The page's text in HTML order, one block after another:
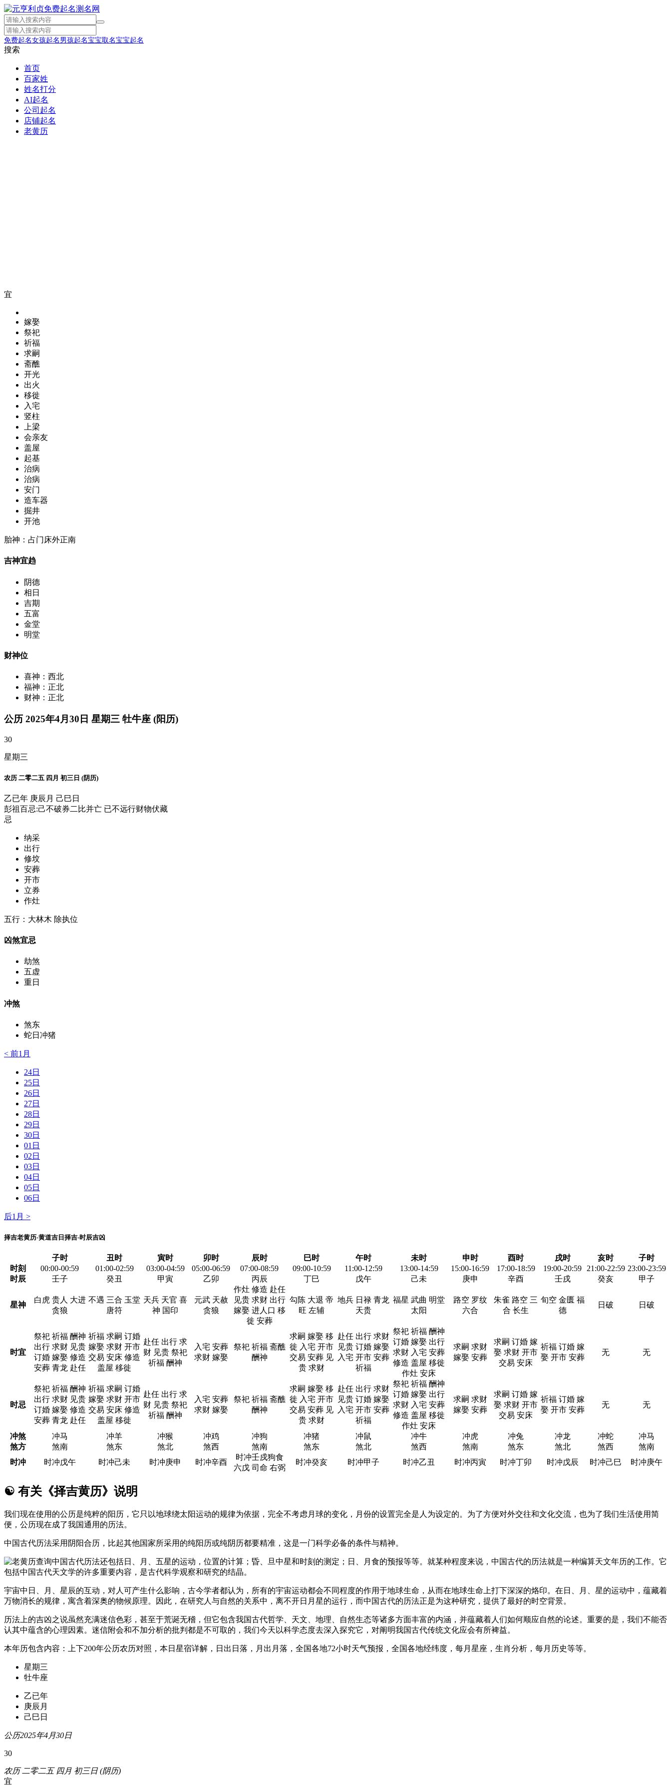
免费起名女孩起名 男孩起名宝宝取名宝宝起名
搜索
首页
百家姓
姓名打分
AI起名
公司起名
店铺起名
老黄历
宜
嫁娶
祭祀
祈福
求嗣
斋醮
开光
出火
移徙
入宅
竖柱
上梁
会亲友
盖屋
起基
治病
治病
安门
造车器
掘井
开池
胎神：占门床外正南
吉神宜趋
阴德
相日
吉期
五富
金堂
明堂
财神位
喜神：西北
福神：正北
财神：正北
公历 2025年4月30日 星期三 牡牛座 (阳历)
30
星期三
农历 二零二五 四月 初三日 (阴历)
乙已年 庚辰月 己巳日
彭祖百忌:己不破券二比并亡 已不远行财物伏藏
忌
纳采
出行
修坟
安葬
开市
立券
作灶
五行：大林木 除执位
凶煞宜忌
劫煞
五虚
重日
冲煞
煞东
蛇日冲猪
< 前1月
24日
25日
26日
27日
28日
29日
30日
01日
02日
03日
04日
05日
06日
后1月 >
择吉老黄历-黄道吉日择吉-时辰吉凶
子时 丑时 寅时 卯时 辰时 巳时 午时 未时 申时 酉时 戌时 亥时
子时
时刻
00:00-00:59 01:00-02:59 03:00-04:59 05:00-06:59 07:00-08:59 09:00-10:59 11:00-12:59 13:00-14:59 15:00-16:59 17:00-18:59 19:00-20:59 21:00-22:59 23:00-23:59
时辰
壬子 癸丑 甲寅 乙卯 丙辰 丁巳 戊午 己未 庚申 辛酉 壬戌 癸亥 甲子
星神
白虎 贵人 大进
贪狼
不遇 三合 玉堂
唐符
天兵 天官 喜
神 国印
元武 天赦
贪狼
作灶 修造 赴任
见贵 求财 出行
嫁娶 进人口 移
徙 安葬
勾陈 大退 帝
旺 左辅
地兵 日禄 青龙
天贵
福星 武曲 明堂
太阳
路空 罗纹
六合
朱雀 路空 三
合 长生
旬空 金匮 福
德
日破 日破
时宜
祭祀 祈福 酬神
出行 求财 见贵
订婚 嫁娶 修造
安葬 青龙 赴任
祈福 求嗣 订婚
嫁娶 求财 开市
交易 安床 修造
盖屋 移徙
赴任 出行 求
财 见贵 祭祀
祈福 酬神
入宅 安葬
求财 嫁娶
祭祀 祈福 斋醮
酬神
求嗣 嫁娶 移
徙 入宅 开市
交易 安葬 见
贵 求财
赴任 出行 求财
见贵 订婚 嫁娶
入宅 开市 安葬
祈福
祭祀 祈福 酬神
订婚 嫁娶 出行
求财 入宅 安葬
修造 盖屋 移徙
作灶 安床
求嗣 求财
嫁娶 安葬
求嗣 订婚 嫁
娶 求财 开市
交易 安床
祈福 订婚 嫁
娶 开市 安葬
无 无
时忌
祭祀 祈福 酬神
出行 求财 见贵
订婚 嫁娶 修造
安葬 青龙 赴任
祈福 求嗣 订婚
嫁娶 求财 开市
交易 安床 修造
盖屋 移徙
赴任 出行 求
财 见贵 祭祀
祈福 酬神
入宅 安葬
求财 嫁娶
祭祀 祈福 斋醮
酬神
求嗣 嫁娶 移
徙 入宅 开市
交易 安葬 见
贵 求财
赴任 出行 求财
见贵 订婚 嫁娶
入宅 开市 安葬
祈福
祭祀 祈福 酬神
订婚 嫁娶 出行
求财 入宅 安葬
修造 盖屋 移徙
作灶 安床
求嗣 求财
嫁娶 安葬
求嗣 订婚 嫁
娶 求财 开市
交易 安床
祈福 订婚 嫁
娶 开市 安葬
无 无
冲煞 冲马 冲羊 冲猴 冲鸡 冲狗 冲猪 冲鼠 冲牛 冲虎 冲兔 冲龙 冲蛇
冲马
煞方
煞南 煞东 煞北 煞西 煞南 煞东 煞北 煞西 煞南 煞东 煞北 煞西
煞南
时冲
时冲戊午 时冲己未 时冲庚申 时冲辛酉
时冲壬戍狗食
六戊 司命 右弼
时冲癸亥 时冲甲子 时冲乙丑 时冲丙寅 时冲丁卯 时冲戊辰 时冲己巳 时冲庚午
☯ 有关《择吉黄历》说明
我们现在使用的公历是纯粹的阳历，它只以地球绕太阳运动的规律为依据，完全不考虑月球的变化，月份的设置完全是人为设定的。为了方便对外交往和文化交流，也为了我们生活使用简
便，公历现在成了我国通用的历法。
中国古代历法采用阴阳合历，比起其他国家所采用的纯阳历或纯阴历都要精准，这是一门科学必备的条件与精神。
中国古代历法还包括日、月、五星的运动，位置的计算；昏、旦中星和时刻的测定；日、月食的预报等等。就某种程度来说，中国古代的历法就是一种编算天文年历的工作。它
包括中国古代天文学的许多重要内容，是古代科学观察和研究的结晶。
宇宙中日、月、星辰的互动，对人可产生什么影响，古今学者都认为，所有的宇宙运动都会不同程度的作用于地球生命，从而在地球生命上打下深深的烙印。在日、月、星的运动中，蕴藏着
万物消长的规律，寓含着深奥的物候原理。因此，在研究人与自然的关系中，离不开日月星的运行，而中国古代的历法正是为这种研究，提供了最好的时空背景。
历法上的吉凶之说虽然充满迷信色彩，甚至于荒诞无稽，但它包含我国古代哲学、天文、地理、自然生态等诸多方面丰富的内涵，并蕴藏着人们如何顺应自然的论述。重要的是，我们不能否
认其中蕴含的心理因素。迷信附会和不加分析的批判都是不可取的，我们今天以科学态度去深入探究它，对阐明我国古代传统文化应会有所裨益。
本年历包含内容：上下200年公历农历对照，本日星宿详解，日出日落，月出月落，全国各地72小时天气预报，全国各地经纬度，每月星座，生肖分析，每月历史等等。
星期三
牡牛座
乙已年
庚辰月
己巳日
公历2025年4月30日
30
农历 二零二五 四月 初三日 (阴历)
宜